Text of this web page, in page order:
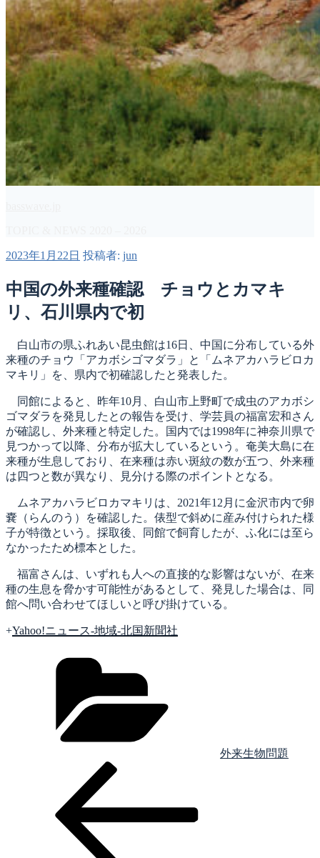
投
日:
2023年1月22日 投稿者: jun
中国の外来種確認 チョウとカマキ
リ、石川県内で初
白山市の県ふれあい昆虫館は16日、中国に分布している外
来種のチョウ「アカボシゴマダラ」と「ムネアカハラビロカ
マキリ」を、県内で初確認したと発表した。
同館によると、昨年10月、白山市上野町で成虫のアカボシ
ゴマダラを発見したとの報告を受け、学芸員の福富宏和さん
が確認し、外来種と特定した。国内では1998年に神奈川県で
見つかって以降、分布が拡大しているという。奄美大島に在
来種が生息しており、在来種は赤い斑紋の数が五つ、外来種
は四つと数が異なり、見分ける際のポイントとなる。
ムネアカハラビロカマキリは、2021年12月に金沢市内で卵
嚢（らんのう）を確認した。俵型で斜めに産み付けられた様
子が特徴という。採取後、同館で飼育したが、ふ化には至ら
なかったため標本とした。
福富さんは、いずれも人への直接的な影響はないが、在来
種の生息を脅かす可能性があるとして、発見した場合は、同
館へ問い合わせてほしいと呼び掛けている。
+Yahoo!ニュース-地域-北国新聞社
外来生物問題